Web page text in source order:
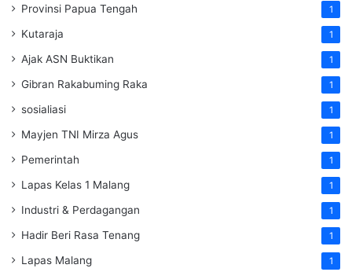
Provinsi Papua Tengah 1
Kutaraja 1
Ajak ASN Buktikan 1
Gibran Rakabuming Raka 1
sosialiasi 1
Mayjen TNI Mirza Agus 1
Pemerintah 1
Lapas Kelas 1 Malang 1
Industri & Perdagangan 1
Hadir Beri Rasa Tenang 1
Lapas Malang 1